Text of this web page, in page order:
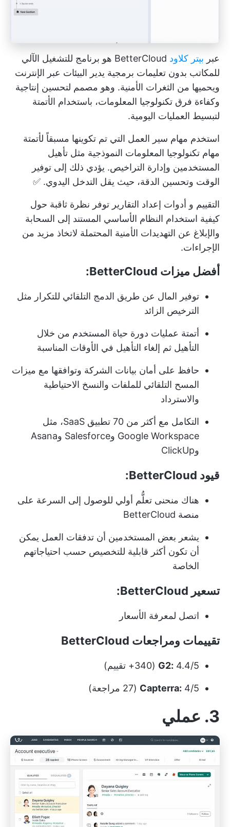
عبر بيتر كلاود
BetterCloud هو برنامج للتشغيل الآلي
للمكاتب بدون تعليمات برمجية يدير البيئات عبر الإنترنت
ويحميها من الثغرات الأمنية. وهو مصمم لتحسين إنتاجية
وكفاءة فرق تكنولوجيا المعلومات، باستخدام الأتمتة
لتبسيط العمليات اليومية.
استخدم مهام سير العمل التي تم تكوينها مسبقاً لأتمتة
مهام تكنولوجيا المعلومات النموذجية مثل تأهيل
المستخدمين وإدارة التراخيص. يؤدي ذلك إلى توفير
الوقت وتحسين الدقة، حيث يقل التدخل اليدوي. ✅
التقييم و أدوات إعداد التقارير توفر نظرة ثاقبة حول
كيفية استخدام النظام الأساسي المستند إلى السحابة
والإبلاغ عن التهديدات الأمنية المحتملة لاتخاذ مزيد من
الإجراءات.
أفضل ميزات BetterCloud:
توفير المال عن طريق الدمج التلقائي للتكرار مثل
الترخيص الزائد
أتمتة عمليات دورة حياة المستخدم من خلال
التأهيل ثم إلغاء التأهيل في الأوقات المناسبة
حافظ على أمان بيانات الشركة وتوافقها مع ميزات
المسح التلقائي للملفات والنسخ الاحتياطية
والاسترداد
التكامل مع أكثر من 70 تطبيق SaaS، مثل
Google Workspace وSalesforce وAsana
وClickUp
قيود BetterCloud:
هناك منحنى تعلُّم أولي للوصول إلى السرعة على
منصة BetterCloud
يشعر بعض المستخدمين أن تدفقات العمل يمكن
أن تكون أكثر قابلية للتخصيص حسب احتياجاتهم
الخاصة
تسعير BetterCloud:
اتصل لمعرفة الأسعار
تقييمات ومراجعات BetterCloud
G2: 4.4/5 (340+ تقييم)
Capterra: 4/5 (27 مراجعة)
3. عملي